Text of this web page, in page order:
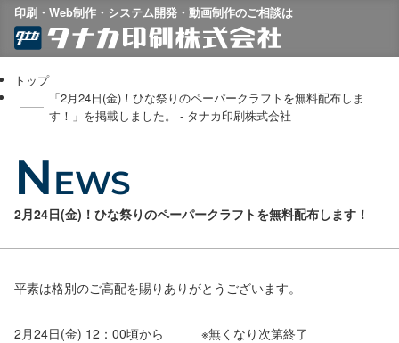
印刷・Web制作・システム開発・動画制作のご相談は
トップ
「2月24日(金)！ひな祭りのペーパークラフトを無料配布しま
す！」を掲載しました。 - タナカ印刷株式会社
NEWS
2月24日(金)！ひな祭りのペーパークラフトを無料配布します！
平素は格別のご高配を賜りありがとうございます。
2月24日(金) 12：00頃から ※無くなり次第終了